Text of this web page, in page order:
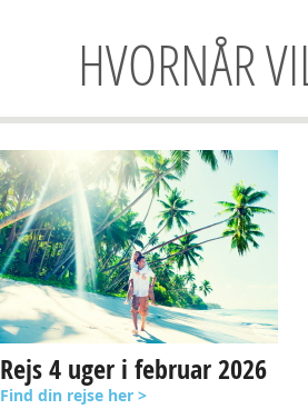
HVORNÅR
Rejs 4 uger i februar 2026
Find din rejse her >